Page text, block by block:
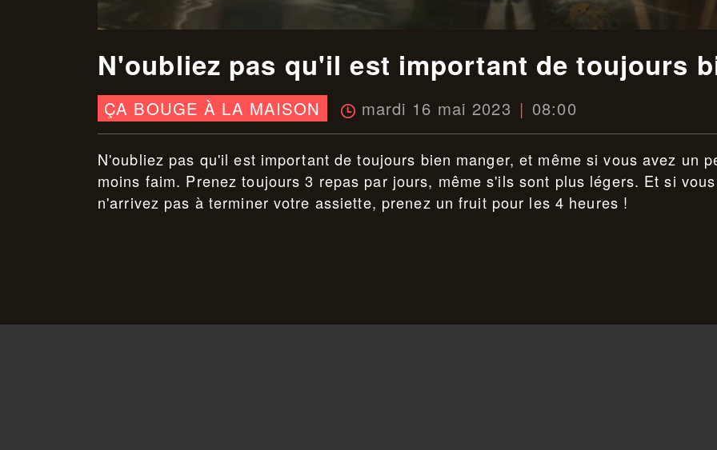
N'oubliez pas qu'il est important de toujours
ÇA BOUGE À LA MAISON mardi 16 mai 2023 08:00
N'oubliez pas qu'il est important de toujours bien manger, et même si vous avez un
moins faim. Prenez toujours 3 repas par jours, même s'ils sont plus légers. Et si vous
n'arrivez pas à terminer votre assiette, prenez un fruit pour les 4 heures !